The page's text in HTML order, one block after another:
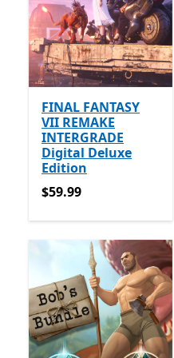
FINAL FANTASY
VII REMAKE
INTERGRADE
Digital Deluxe
Edition
$59.99
$59.99